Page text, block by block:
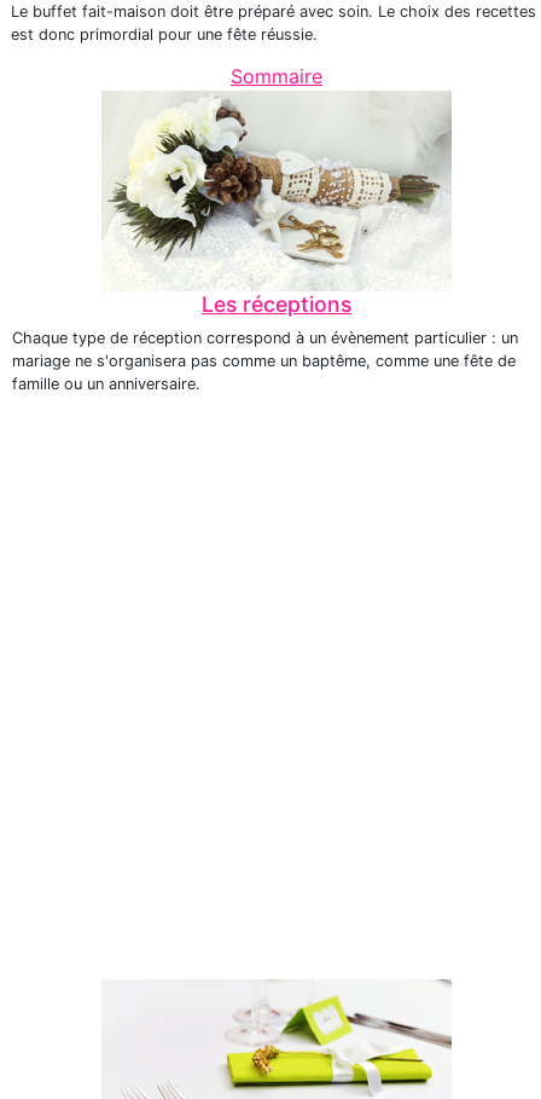
Le buffet fait-maison doit être préparé avec soin. Le choix des recettes
est donc primordial pour une fête réussie.
Sommaire
Les réceptions
Chaque type de réception correspond à un évènement particulier : un
mariage ne s'organisera pas comme un baptême, comme une fête de
famille ou un anniversaire.